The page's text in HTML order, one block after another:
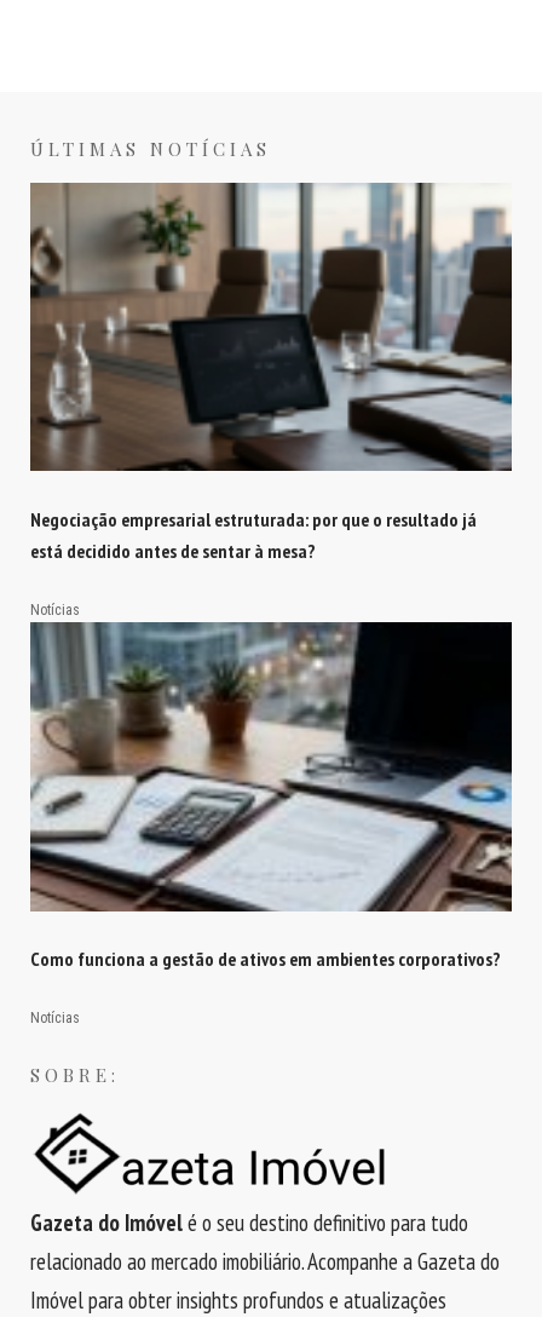
ÚLTIMAS NOTÍCIAS
Negociação empresarial estruturada: por que o resultado já
está decidido antes de sentar à mesa?
Notícias
Como funciona a gestão de ativos em ambientes corporativos?
Notícias
SOBRE:
Gazeta do Imóvelé o seu destino definitivo para tudo
relacionado ao mercado imobiliário. Acompanhe a Gazeta do
Imóvel para obter insights profundos e atualizações